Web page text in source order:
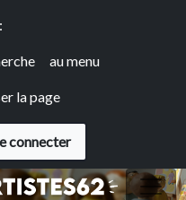
au menu
la page
connecter